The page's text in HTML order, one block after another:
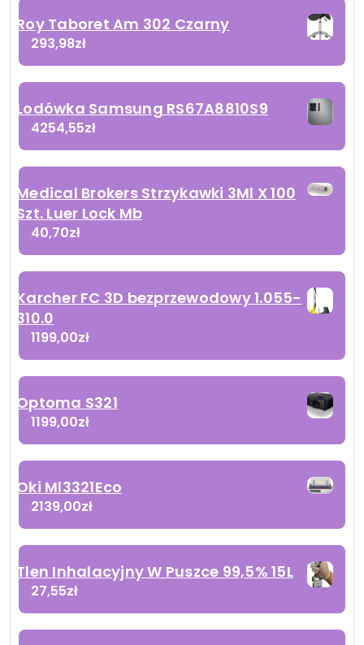
Roy Taboret Am 302 Czarny
293,98zł
Lodówka Samsung RS67A8810S9
4254,55zł
Medical Brokers Strzykawki 3Ml X 100
Szt. Luer Lock Mb
40,70zł
Karcher FC 3D bezprzewodowy 1.055-
310.0
1199,00zł
Optoma S321
1199,00zł
Oki Ml3321Eco
2139,00zł
Tlen Inhalacyjny W Puszce 99,5% 15L
27,55zł